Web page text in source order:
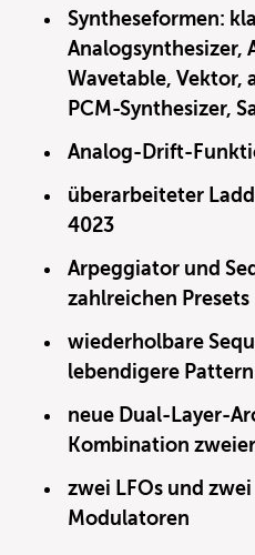
Syntheseformen:
Analogsynthesizer,
Wavetable, Vektor,
PCM-Synthesizer,
Analog-Drift-
überarbeiteter
4023
Arpeggiator und
zahlreichen Presets
wiederholbare
lebendigere Pattern
neue Dual-Layer-
Kombination
zwei LFOs und
Modulatoren